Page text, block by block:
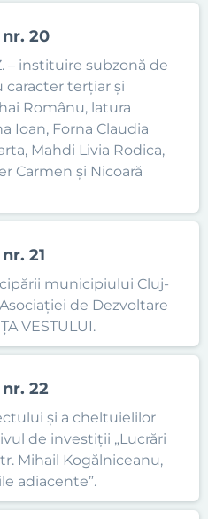
20
– instituire subzonă de
terțiar și
Românu, latura
Ioan, Forna Claudia
Mahdi Livia Rodica,
Carmen și Nicoară
21
municipiului Cluj-
de Dezvoltare
VESTULUI.
22
și a cheltuielilor
de investiții „Lucrări
Mihail Kogălniceanu,
adiacente”.